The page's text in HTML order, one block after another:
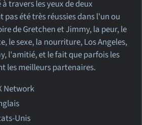
travers les yeux de deux
pas été très réussies dans l'un ou
de Gretchen et Jimmy, la peur, le
le sexe, la nourriture, Los Angeles,
l'amitié, et le fait que parfois les
les meilleurs partenaires.
Network
Unis